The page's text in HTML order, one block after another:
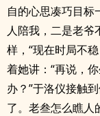
自的心思凑巧目标
人陪我，二是老爷
样，“现在时局不
着她讲：“再说，
办？”于洛仪接触
了。老叁怎么瞧